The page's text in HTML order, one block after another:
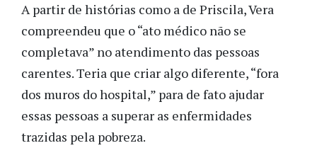
A partir de histórias como a de Priscila, Vera
compreendeu que o “ato médico não se
completava” no atendimento das pessoas
carentes. Teria que criar algo diferente, “fora
dos muros do hospital,” para de fato ajudar
essas pessoas a superar as enfermidades
trazidas pela pobreza.